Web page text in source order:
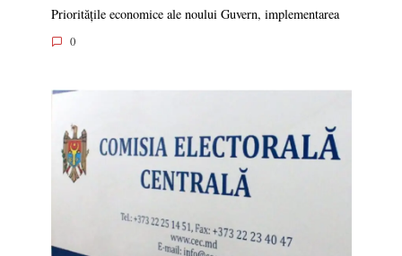
Prioritățile economice ale noului Guvern, implementarea
0